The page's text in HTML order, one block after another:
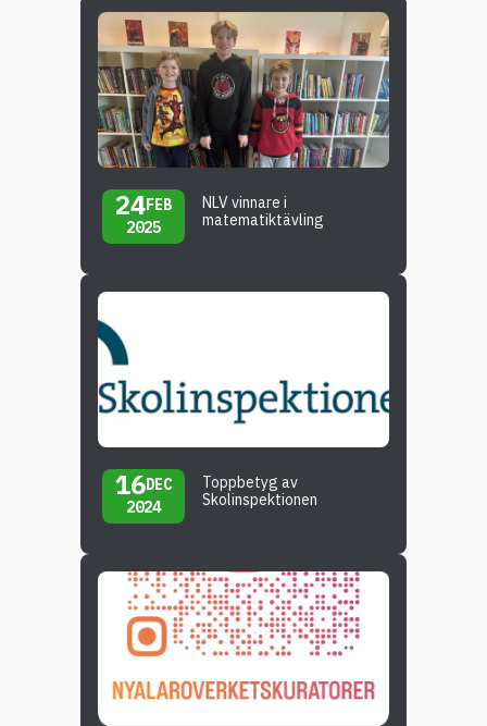
24FEB
2025
NLV vinnare i
matematiktävling
16DEC
2024
Toppbetyg av
Skolinspektionen